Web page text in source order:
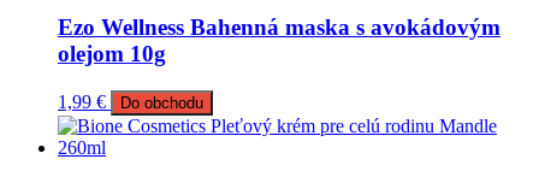
Ezo Wellness Bahenná maska s avokádovým
olejom 10g
1,99 € Do obchodu